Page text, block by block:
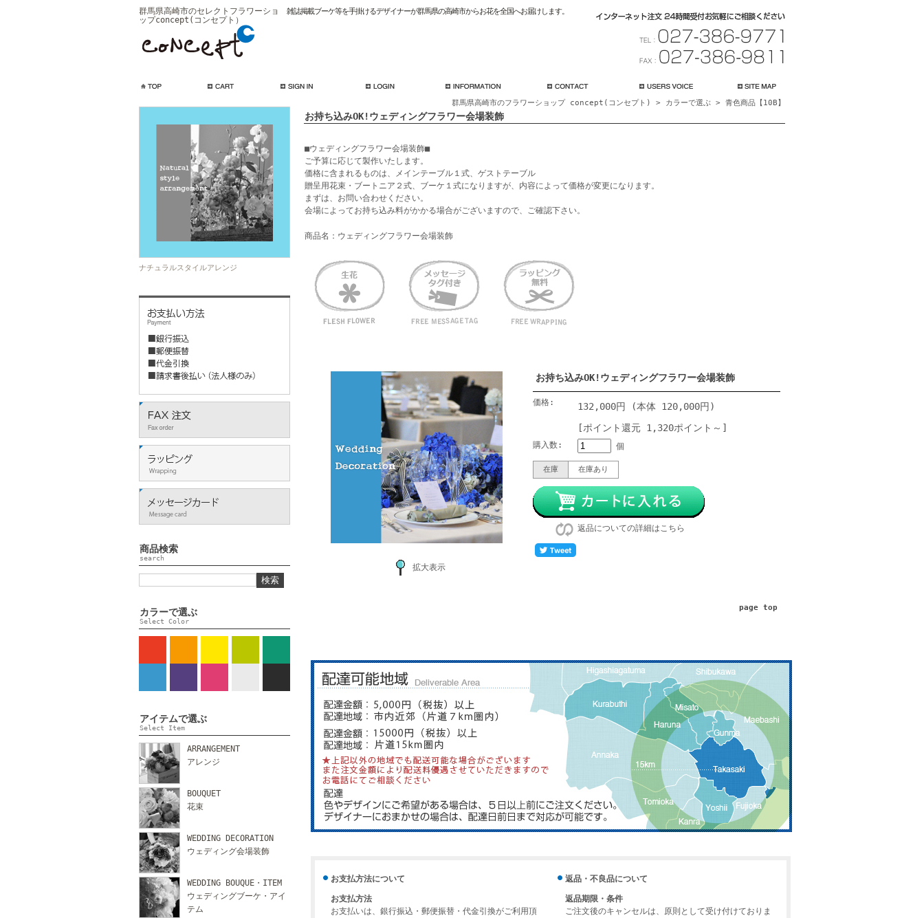
群馬県高崎市のセレクトフラワーショ
ップconcept(コンセプト）
雑誌掲載ブーケ等を手掛けるデザイナーが群馬県の高崎市からお花を全国へお届けします。
ナチュラルスタイルアレンジ
商品検索
search
カラーで選ぶ
Select Color
アイテムで選ぶ
Select Item
ARRANGEMENT
アレンジ
BOUQUET
花束
WEDDING DECORATION
ウェディング会場装飾
WEDDING BOUQUE・ITEM
ウェディングブーケ・アイ
テム
群馬県高崎市のフラワーショップ concept(コンセプト) > カラーで選ぶ > 青色商品【10B】
お持ち込みOK!ウェディングフラワー会場装飾
■ウェディングフラワー会場装飾■
ご予算に応じて製作いたします。
価格に含まれるものは、メインテーブル１式、ゲストテーブル
贈呈用花束・ブートニア２式、ブーケ１式になりますが、内容によって価格が変更になります。
まずは、お問い合わせください。
会場によってお持ち込み料がかかる場合がございますので、ご確認下さい。
商品名：ウェディングフラワー会場装飾
拡大表示
お持ち込みOK!ウェディングフラワー会場装飾
価格:
132,000円 (本体 120,000円)
[ポイント還元 1,320ポイント～]
購入数: 個
在庫 在庫あり
返品についての詳細はこちら
page top
お支払方法について
お支払方法
お支払いは、銀行振込・郵便振替・代金引換がご利用頂
返品・不良品について
返品期限・条件
ご注文後のキャンセルは、原則として受け付けておりま